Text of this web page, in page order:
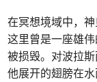
在冥想境域中，
这里曾是一座雄
被损毁。对波拉
他展开的翅膀在